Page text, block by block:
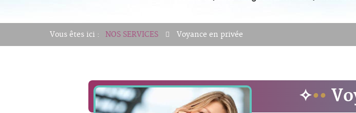
Vous êtes ici : NOS SERVICES Voyance en privée
✧••